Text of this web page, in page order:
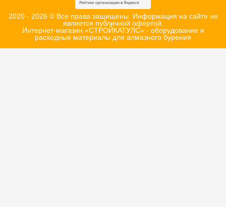
2020 - 2026 © Все права защищены. Информация на сайте не
является публичной офертой.
Интернет-магазин «СТРОЙКАТУЛС» - оборудование и
расходные материалы для алмазного бурения